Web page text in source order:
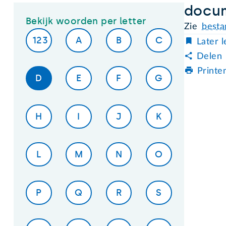
Bekijk woorden per letter
123
A B C
D E F G
H I J K
L M N O
P Q R S
Zie
Later
Delen